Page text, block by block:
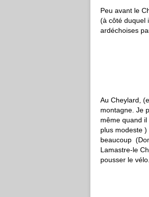
Peu avant le
(à côté duquel
ardéchoises
Au Cheylard,
montagne. Je
même quand
plus modeste
beaucoup
Lamastre-le
pousser le